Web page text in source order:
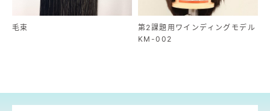
毛束
第2課題用ワインディングモデル
KM-002